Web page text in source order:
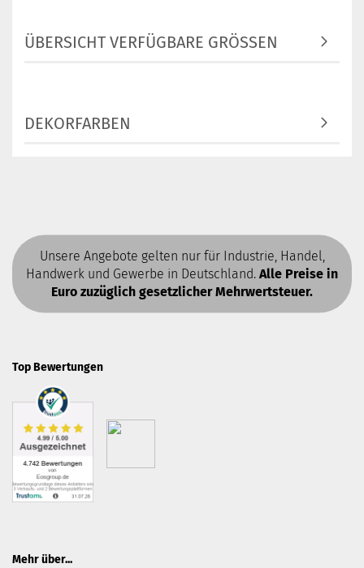
ÜBERSICHT VERFÜGBARE GRÖSSEN
DEKORFARBEN
Unsere Angebote gelten nur für Industrie, Handel,
Handwerk und Gewerbe in Deutschland. Alle Preise in
Euro zuzüglich gesetzlicher Mehrwertsteuer.
Top Bewertungen
Mehr über...